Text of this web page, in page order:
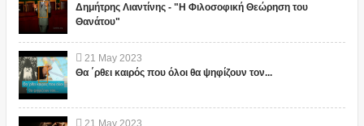
Δημήτρης Λιαντίνης - "Η Φιλοσοφική Θεώρηση του
Θανάτου"
21 May 2023
Θα ΄ρθει καιρός που όλοι θα ψηφίζουν τον...
21 May 2023